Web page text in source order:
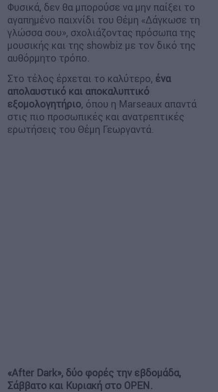
Φυσικά, δεν θα μπορούσε να μην παίξει το
αγαπημένο παιχνίδι του Θέμη «Δάγκωσε τη
γλώσσα σου», σχολιάζοντας πρόσωπα της
μουσικής και της showbiz με τον δικό της
αυθόρμητο τρόπο.
Στο τέλος έρχεται το καλύτερο, ένα
απολαυστικό και αποκαλυπτικό
εξομολογητήριο, όπου η Marseaux απαντά
στις πιο προσωπικές και ανατρεπτικές
ερωτήσεις του Θέμη Γεωργαντά.
«After Dark», δύο φορές την εβδομάδα,
Σάββατο και Κυριακή στο OPEN.